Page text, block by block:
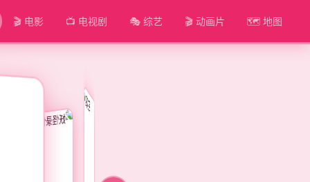
🎬 电影 📺 电视剧 🎭 综艺 🎬 动画片 🗺️ 地图